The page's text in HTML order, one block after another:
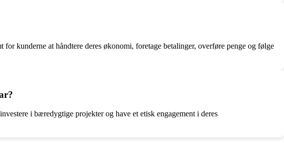
kunderne at håndtere deres økonomi, foretage betalinger, overføre penge og følge
i bæredygtige projekter og have et etisk engagement i deres